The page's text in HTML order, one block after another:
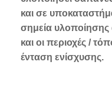
και σε
σημεία υλοποίησης
και οι περιοχές /
ένταση ενίσχυσης.